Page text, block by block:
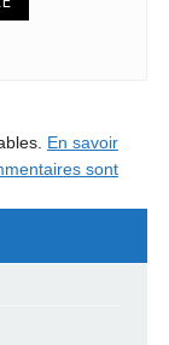
En savoir
sont